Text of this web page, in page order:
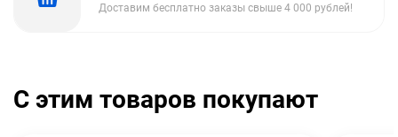
Доставим бесплатно заказы свыше 4 000 рублей!
С этим товаров покупают